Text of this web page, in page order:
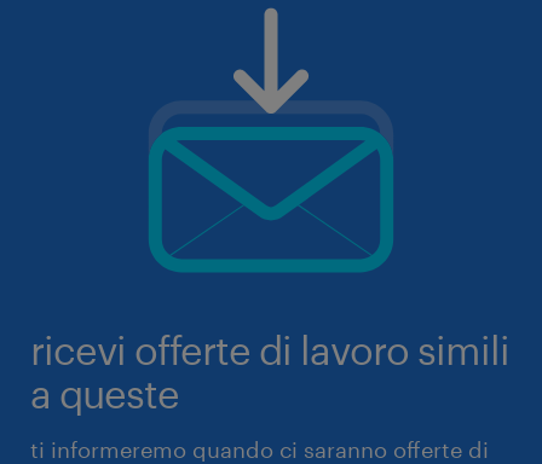
ricevi offerte di lavoro simili
a queste
ti informeremo quando ci saranno offerte di